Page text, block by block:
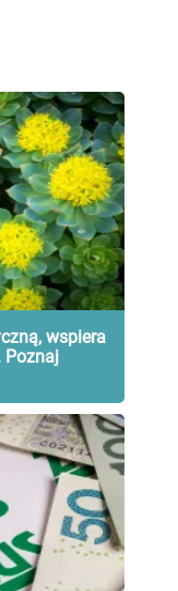
wspiera
Poznaj